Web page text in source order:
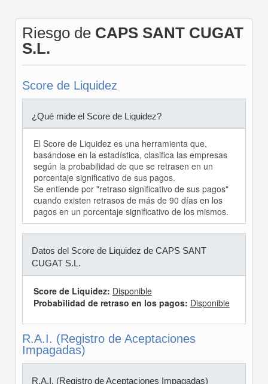
Riesgo de CAPS SANT CUGAT
S.L.
Score de Liquidez
¿Qué mide el Score de Liquidez?
El Score de Liquidez es una herramienta que,
basándose en la estadística, clasifica las empresas
según la probabilidad de que se retrasen en un
porcentaje significativo de sus pagos.
Se entiende por "retraso significativo de sus pagos"
cuando existen retrasos de más de 90 días en los
pagos en un porcentaje significativo de los mismos.
Datos del Score de Liquidez de CAPS SANT
CUGAT S.L.
Score de Liquidez: Disponible
Probabilidad de retraso en los pagos: Disponible
R.A.I. (Registro de Aceptaciones
Impagadas)
R.A.I. (Registro de Aceptaciones Impagadas)